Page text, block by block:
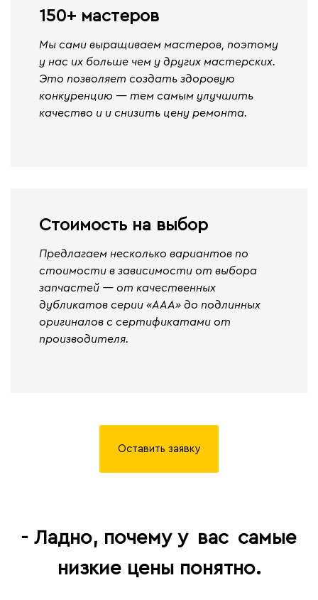
150+ мастеров
Мы сами выращиваем мастеров, поэтому
у нас их больше чем у других мастерских.
Это позволяет создать здоровую
конкуренцию — тем самым улучшить
качество и и снизить цену ремонта.
Стоимость на выбор
Предлагаем несколько вариантов по
стоимости в зависимости от выбора
запчастей — от качественных
дубликатов серии «ААА» до подлинных
оригиналов с сертификатами от
производителя.
Оставить заявку
- Ладно, почему у вас самые
низкие цены понятно.